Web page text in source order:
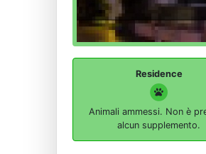
Residence
Animali ammessi. Non è
alcun supplemento.